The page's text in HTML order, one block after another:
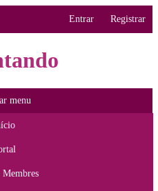
Entrar Registrar
menu